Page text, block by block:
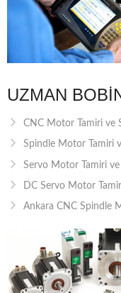
UZMAN
CNC Motor Tamiri ve
Spindle Motor Tamiri
Servo Motor Tamiri ve
DC Servo Motor
Ankara CNC Spindle